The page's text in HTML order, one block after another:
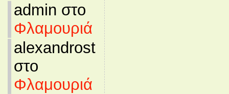
admin στο
Φλαμουριά
alexandrost
στο
Φλαμουριά